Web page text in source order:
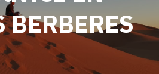
BERBERES